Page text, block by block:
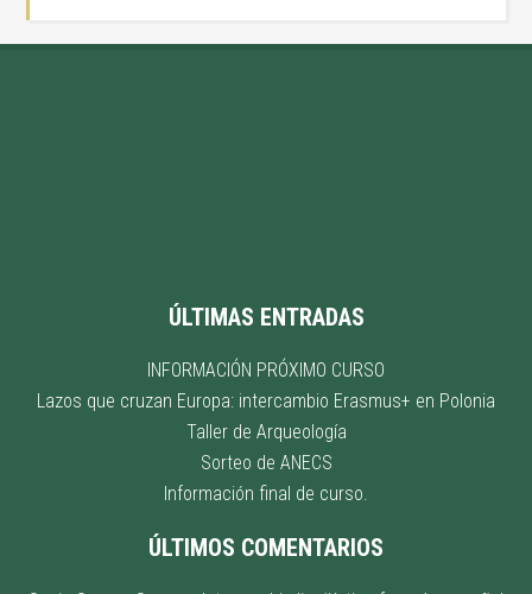
ÚLTIMAS ENTRADAS
INFORMACIÓN PRÓXIMO CURSO
Lazos que cruzan Europa: intercambio Erasmus+ en Polonia
Taller de Arqueología
Sorteo de ANECS
Información final de curso.
ÚLTIMOS COMENTARIOS